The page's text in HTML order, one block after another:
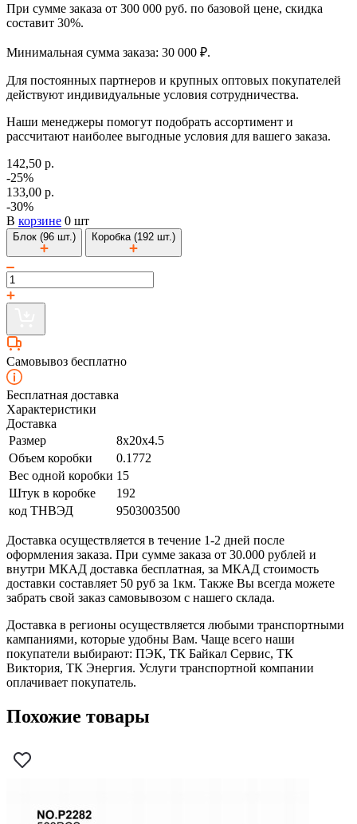
При сумме заказа от 300 000 руб. по базовой цене, скидка
составит 30%.
Минимальная сумма заказа: 30 000 ₽.
Для постоянных партнеров и крупных оптовых покупателей
действуют индивидуальные условия сотрудничества.
Наши менеджеры помогут подобрать ассортимент и
рассчитают наиболее выгодные условия для вашего заказа.
142,50 р.
-25%
133,00 р.
-30%
В корзине 0 шт
Блок (96 шт.) Коробка (192 шт.)
Самовывоз бесплатно
Бесплатная доставка
Характеристики
Доставка
Размер
8x20x4.5
Объем коробки
0.1772
Вес одной коробки 15
Штук в коробке
192
код ТНВЭД
9503003500
Доставка осуществляется в течение 1-2 дней после
оформления заказа. При сумме заказа от 30.000 рублей и
внутри МКАД доставка бесплатная, за МКАД стоимость
доставки составляет 50 руб за 1км. Также Вы всегда можете
забрать свой заказ самовывозом с нашего склада.
Доставка в регионы осуществляется любыми транспортными
кампаниями, которые удобны Вам. Чаще всего наши
покупатели выбирают: ПЭК, ТК Байкал Сервис, ТК
Виктория, ТК Энергия. Услуги транспортной компании
оплачивает покупатель.
Похожие товары